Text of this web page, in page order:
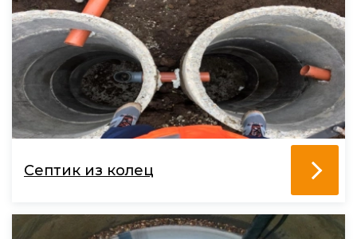
Септик из колец